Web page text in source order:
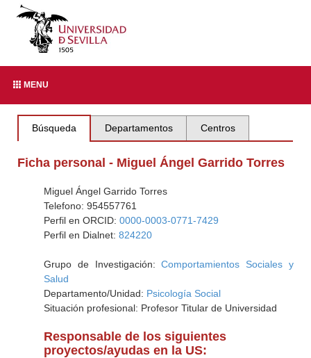
MENU
Búsqueda Departamentos Centros
Ficha personal - Miguel Ángel Garrido Torres
Miguel Ángel Garrido Torres
Telefono: 954557761
Perfil en ORCID: 0000-0003-0771-7429
Perfil en Dialnet: 824220
Grupo de Investigación:Comportamientos Sociales y
Salud
Departamento/Unidad: Psicología Social
Situación profesional: Profesor Titular de Universidad
Responsable de los siguientes
proyectos/ayudas en la US: